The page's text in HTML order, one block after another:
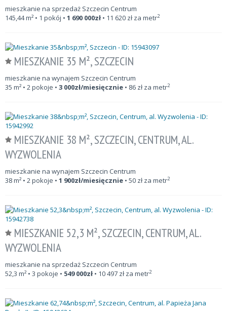
mieszkanie na sprzedaż Szczecin Centrum
145,44m² • 1 pokój • 1 690 000zł • 11 620 zł za metr2
MIESZKANIE 35 M², SZCZECIN
mieszkanie na wynajem Szczecin Centrum
35 m² • 2 pokoje • 3 000zł/miesięcznie • 86 zł za metr2
MIESZKANIE 38 M², SZCZECIN, CENTRUM, AL.
WYZWOLENIA
mieszkanie na wynajem Szczecin Centrum
38m² • 2 pokoje • 1 900zł/miesięcznie • 50 zł za metr2
MIESZKANIE 52,3 M², SZCZECIN, CENTRUM, AL.
WYZWOLENIA
mieszkanie na sprzedaż Szczecin Centrum
52,3 m² • 3 pokoje • 549 000zł • 10 497 zł za metr2